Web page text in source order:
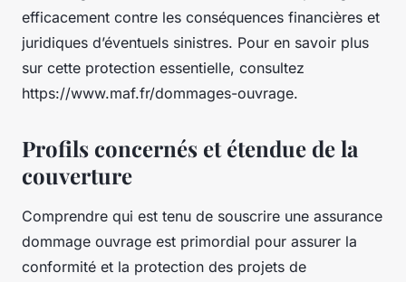
efficacement contre les conséquences financières et
juridiques d’éventuels sinistres. Pour en savoir plus
sur cette protection essentielle, consultez
https://www.maf.fr/dommages-ouvrage.
Profils concernés et étendue de la
couverture
Comprendre qui est tenu de souscrire une assurance
dommage ouvrage est primordial pour assurer la
conformité et la protection des projets de